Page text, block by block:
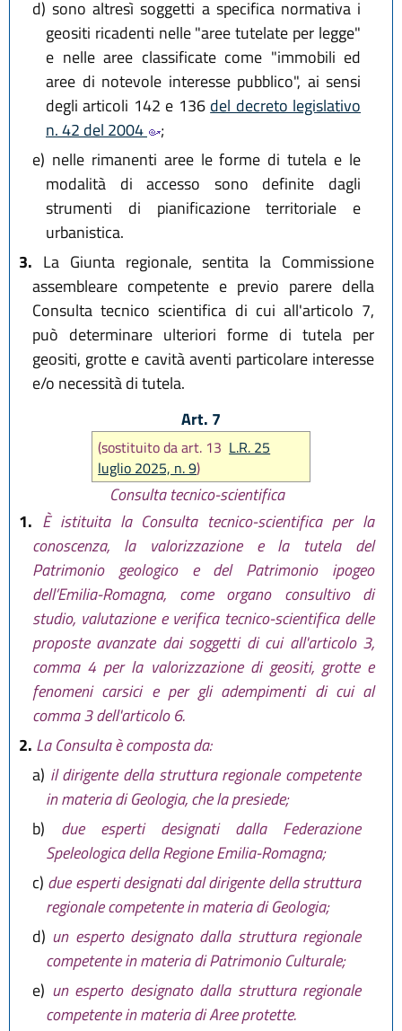
d) sono altresì soggetti a specifica normativa i
geositi ricadenti nelle "aree tutelate per legge"
e nelle aree classificate come "immobili ed
aree di notevole interesse pubblico", ai sensi
degli articoli 142 e 136 del decreto legislativo
n. 42 del 2004
;
e) nelle rimanenti aree le forme di tutela e le
modalità di accesso sono definite dagli
strumenti di pianificazione territoriale e
urbanistica.
3. La Giunta regionale, sentita la Commissione
assembleare competente e previo parere della
Consulta tecnico scientifica di cui all'articolo 7,
può determinare ulteriori forme di tutela per
geositi, grotte e cavità aventi particolare interesse
e/o necessità di tutela.
Art. 7
(sostituito da art. 13 L.R. 25
luglio 2025, n. 9)
Consulta tecnico-scientifica
1. È istituita la Consulta tecnico-scientifica per la
conoscenza, la valorizzazione e la tutela del
Patrimonio geologico e del Patrimonio ipogeo
dell’Emilia-Romagna, come organo consultivo di
studio, valutazione e verifica tecnico-scientifica delle
proposte avanzate dai soggetti di cui all'articolo 3,
comma 4 per la valorizzazione di geositi, grotte e
fenomeni carsici e per gli adempimenti di cui al
comma 3 dell'articolo 6.
2. La Consulta è composta da:
a) il dirigente della struttura regionale competente
in materia di Geologia, che la presiede;
b)
due esperti designati dalla Federazione
Speleologica della Regione Emilia-Romagna;
c) due esperti designati dal dirigente della struttura
regionale competente in materia di Geologia;
d) un esperto designato dalla struttura regionale
competente in materia di Patrimonio Culturale;
e) un esperto designato dalla struttura regionale
competente in materia di Aree protette.